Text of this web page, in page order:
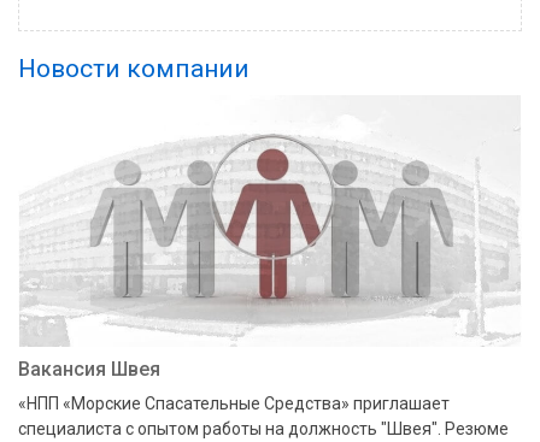
Новости компании
Вакансия Швея
«НПП «Морские Спасательные Средства» приглашает
специалиста с опытом работы на должность "Швея". Резюме